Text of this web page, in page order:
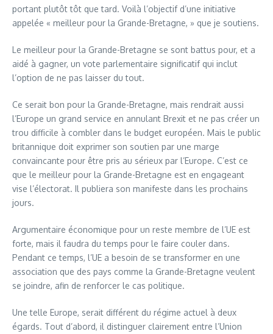
portant plutôt tôt que tard. Voilà l’objectif d’une initiative
appelée « meilleur pour la Grande-Bretagne, » que je soutiens.
Le meilleur pour la Grande-Bretagne se sont battus pour, et a
aidé à gagner, un vote parlementaire significatif qui inclut
l’option de ne pas laisser du tout.
Ce serait bon pour la Grande-Bretagne, mais rendrait aussi
l’Europe un grand service en annulant Brexit et ne pas créer un
trou difficile à combler dans le budget européen. Mais le public
britannique doit exprimer son soutien par une marge
convaincante pour être pris au sérieux par l’Europe. C’est ce
que le meilleur pour la Grande-Bretagne est en engageant
vise l’électorat. Il publiera son manifeste dans les prochains
jours.
Argumentaire économique pour un reste membre de l’UE est
forte, mais il faudra du temps pour le faire couler dans.
Pendant ce temps, l’UE a besoin de se transformer en une
association que des pays comme la Grande-Bretagne veulent
se joindre, afin de renforcer le cas politique.
Une telle Europe, serait différent du régime actuel à deux
égards. Tout d’abord, il distinguer clairement entre l’Union